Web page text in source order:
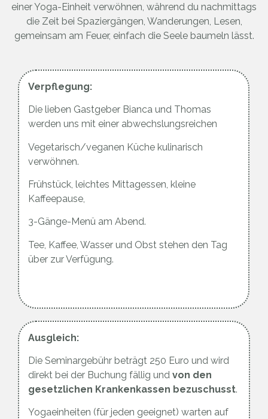
einer Yoga-Einheit verwöhnen, während du nachmittags
die Zeit bei Spaziergängen, Wanderungen, Lesen,
gemeinsam am Feuer, einfach die Seele baumeln lässt.
Verpflegung:
Die lieben Gastgeber Bianca und Thomas
werden uns mit einer abwechslungsreichen
Vegetarisch/veganen Küche kulinarisch
verwöhnen.
Frühstück, leichtes Mittagessen, kleine
Kaffeepause,
3-Gänge-Menü am Abend.
Tee, Kaffee, Wasser und Obst stehen den Tag
über zur Verfügung.
Ausgleich:
Die Seminargebühr beträgt 250 Euro und wird
direkt bei der Buchung fällig und von den
gesetzlichen Krankenkassen bezuschusst.
Yogaeinheiten (für jeden geeignet) warten auf